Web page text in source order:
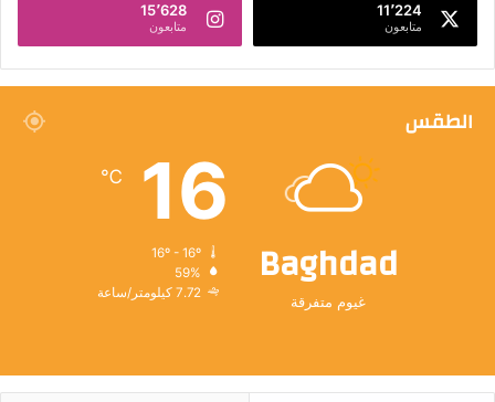
11٬224
متابعون
15٬628
متابعون
الطقس
Baghdad
غيوم متفرقة
16
℃
59%
7.72 كيلومتر/ساعة